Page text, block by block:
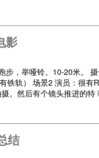
影
步，举哑铃。10-20米。
铁轨） 场景2 演员：很
。然后有个镜头推进的特
结